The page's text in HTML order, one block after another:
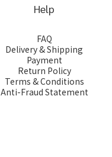
Help
FAQ
Delivery & Shipping
Payment
Return Policy
Terms & Conditions
Anti-Fraud Statement